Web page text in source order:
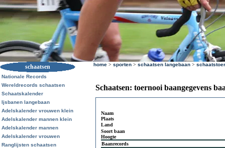
schaatsen
Nationale Records
Wereldrecords schaatsen
Schaatskalender
Ijsbanen langebaan
Adelskalender vrouwen klein
Adelskalender mannen klein
Adelskalender mannen
Adelskalender vrouwen
Ranglijsten schaatsen
home > sporten > schaatsen langebaan >
Schaatsen: toernooi baangegevens
Naam
Plaats
Land
Soort baan
Hoogte
Baanrecords